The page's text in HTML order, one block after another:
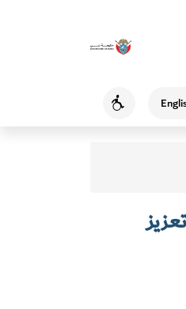
Accessibility